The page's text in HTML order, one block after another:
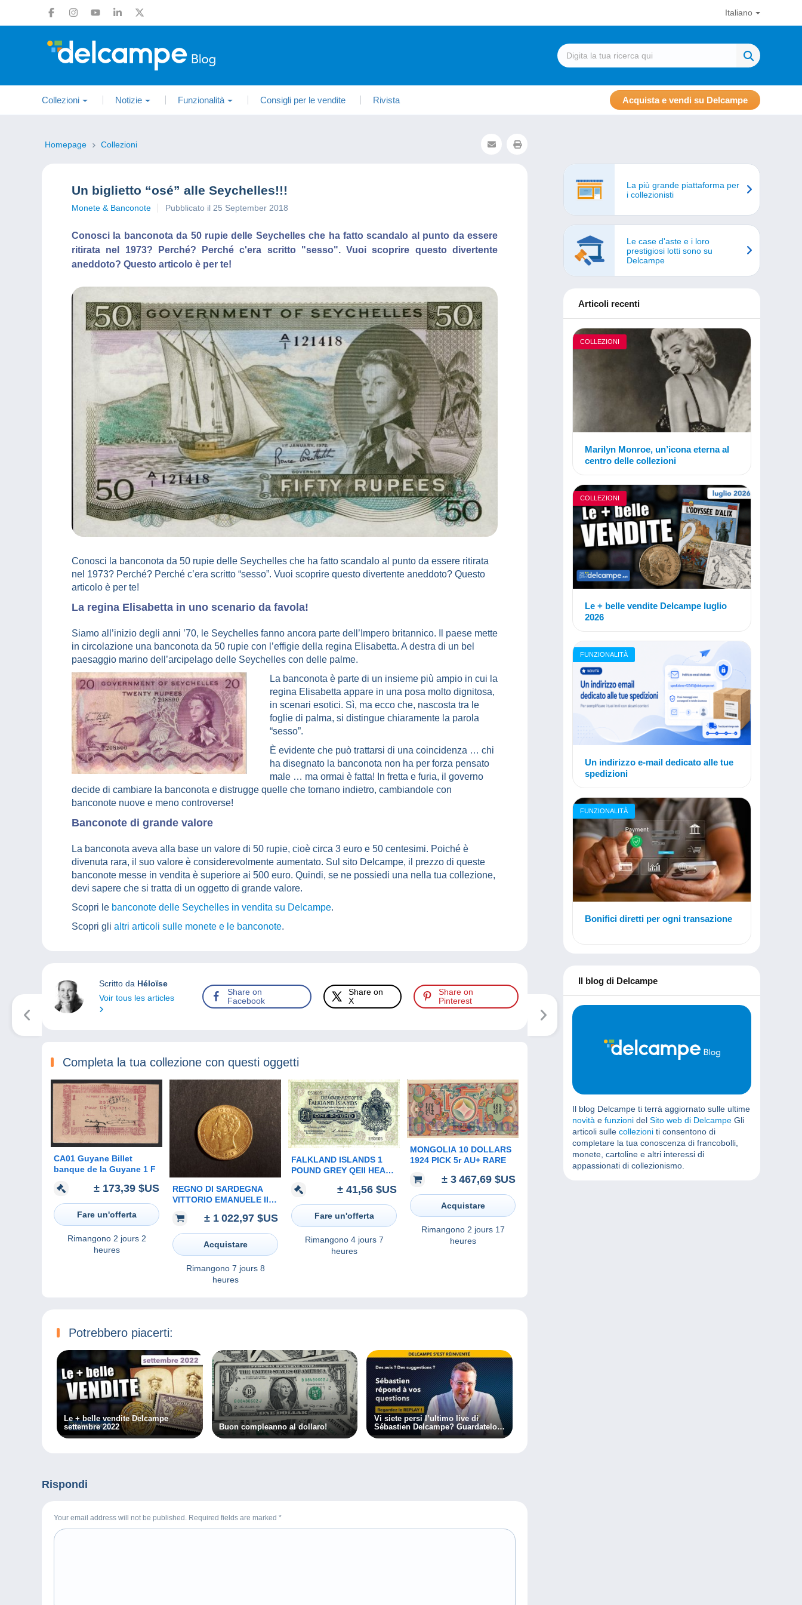
Italiano
Collezioni Notizie Funzionalità Consigli per le vendite Rivista Acquista e vendi su Delcampe
Homepage Collezioni
Un biglietto “osé” alle Seychelles!!!
Monete & Banconote Pubblicato il 25 September 2018
Conosci la banconota da 50 rupie delle Seychelles che ha fatto scandalo al punto da essere
ritirata nel 1973? Perché? Perché c'era scritto "sesso". Vuoi scoprire questo divertente
aneddoto? Questo articolo è per te!
Conosci la banconota da 50 rupie delle Seychelles che ha fatto scandalo al punto da essere ritirata
nel 1973? Perché? Perché c’era scritto “sesso”. Vuoi scoprire questo divertente aneddoto? Questo
articolo è per te!
La regina Elisabetta in uno scenario da favola!
Siamo all’inizio degli anni ’70, le Seychelles fanno ancora parte dell’Impero britannico. Il paese mette
in circolazione una banconota da 50 rupie con l’effigie della regina Elisabetta. A destra di un bel
paesaggio marino dell’arcipelago delle Seychelles con delle palme.
La banconota è parte di un insieme più ampio in cui la
regina Elisabetta appare in una posa molto dignitosa,
in scenari esotici. Sì, ma ecco che, nascosta tra le
foglie di palma, si distingue chiaramente la parola
“sesso”.
È evidente che può trattarsi di una coincidenza … chi
ha disegnato la banconota non ha per forza pensato
male … ma ormai è fatta! In fretta e furia, il governo
decide di cambiare la banconota e distrugge quelle che tornano indietro, cambiandole con
banconote nuove e meno controverse!
Banconote di grande valore
La banconota aveva alla base un valore di 50 rupie, cioè circa 3 euro e 50 centesimi. Poiché è
divenuta rara, il suo valore è considerevolmente aumentato. Sul sito Delcampe, il prezzo di queste
banconote messe in vendita è superiore ai 500 euro. Quindi, se ne possiedi una nella tua collezione,
devi sapere che si tratta di un oggetto di grande valore.
Scopri le banconote delle Seychelles in vendita su Delcampe.
Scopri gli altri articoli sulle monete e le banconote.
Scritto da Héloïse
Voir tous les articles
Share on
Facebook
Share on
X
Share on
Pinterest
Completa la tua collezione con questi oggetti
CA01 Guyane Billet
banque de la Guyane 1 F
± 173,39 $US
Fare un'offerta
Rimangono 2 jours 2
heures
REGNO DI SARDEGNA
VITTORIO EMANUELE II
ORO - GOLD - OR *
± 1 022,97 $US
Acquistare
Rimangono 7 jours 8
heures
FALKLAND ISLANDS 1
POUND GREY QEII HEAD
DATED 02-01-1967 aVF
P.8a READ
DESCRIPTION!!!!!
± 41,56 $US
Fare un'offerta
Rimangono 4 jours 7
heures
MONGOLIA 10 DOLLARS
1924 PICK 5r AU+ RARE
± 3 467,69 $US
Acquistare
Rimangono 2 jours 17
heures
Potrebbero piacerti:
Le + belle vendite Delcampe
settembre 2022
Buon compleanno al dollaro!
Vi siete persi l’ultimo live di
Sébastien Delcampe? Guardatelo
in differita!
Rispondi
Your email address will not be published. Required fields are marked *
La più grande piattaforma per
i collezionisti
Le case d'aste e i loro
prestigiosi lotti sono su
Delcampe
Articoli recenti
COLLEZIONI
Marilyn Monroe, un’icona eterna al
centro delle collezioni
COLLEZIONI
Le + belle vendite Delcampe luglio
2026
FUNZIONALITÀ
Un indirizzo e-mail dedicato alle tue
spedizioni
FUNZIONALITÀ
Bonifici diretti per ogni transazione
Il blog di Delcampe
Il blog Delcampe ti terrà aggiornato sulle ultime
novità e funzioni del Sito web di Delcampe Gli
articoli sulle collezioni ti consentono di
completare la tua conoscenza di francobolli,
monete, cartoline e altri interessi di
appassionati di collezionismo.